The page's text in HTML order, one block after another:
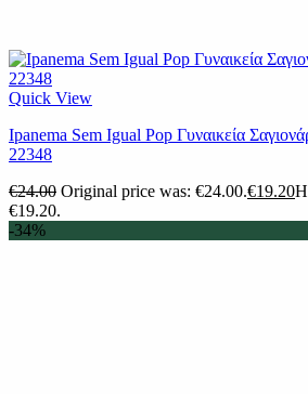
Quick View
Ipanema Sem Igual Pop Γυναικεία
22348
€24.00 Original price was: €24.00.€19.20Η
€19.20.
-34%